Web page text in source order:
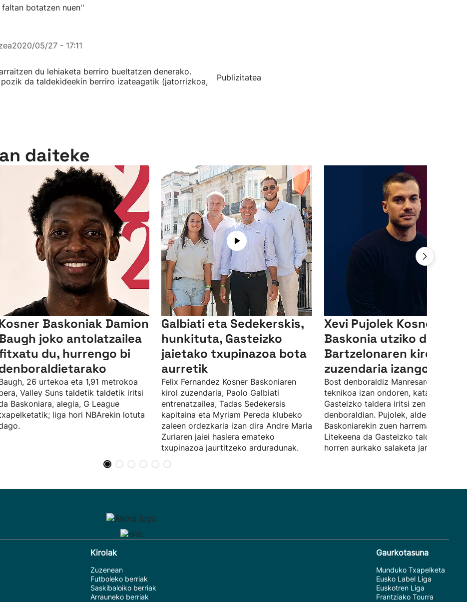
botatzen nuen''
2020/05/27 - 17:11
du lehiaketa berriro bueltatzen denerako.
da taldekideekin berriro izateagatik (jatorrizkoa,
Publizitatea
daiteke
Baskoniak Damion
joko antolatzailea
du, hurrengo bi
26 urtekoa eta 1,91 metrokoa
Valley Suns taldetik taldetik iritsi
Baskoniara, alegia, G League
liga hori NBArekin lotuta
Galbiati eta Sedekerskis,
hunkituta, Gasteizko
jaietako txupinazoa bota
aurretik
Felix Fernandez Kosner Baskoniaren
kirol zuzendaria, Paolo Galbiati
entrenatzailea, Tadas Sedekersis
kapitaina eta Myriam Pereda klubeko
zaleen ordezkaria izan dira Andre Maria
Zuriaren jaiei hasiera emateko
txupinazoa jaurtitzeko arduradunak.
Xevi Pujolek Kosner
Baskonia utziko du, eta
Bartzelonaren kirol
zuzendaria izango da
Bost denboraldiz Manresaren idazkari
teknikoa izan ondoren, kataluniarra
Gasteizko taldera iritsi zen joan den
denboraldian. Pujolek, alde bakarrez,
Baskoniarekin zuen harremana eten
Litekeena da Gasteizko taldeak
horren aurkako salaketa jartzea.
Kirolak
Zuzenean
Futboleko berriak
Saskibaloiko berriak
Arrauneko berriak
Gaurkotasuna
Munduko Txapelketa
Eusko Label Liga
Euskotren Liga
Frantziako Tourra